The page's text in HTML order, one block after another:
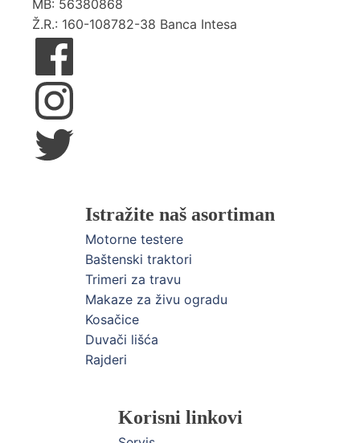
MB: 56380868
Ž.R.: 160-108782-38 Banca Intesa
Istražite naš asortiman
Motorne testere
Baštenski traktori
Trimeri za travu
Makaze za živu ogradu
Kosačice
Duvači lišća
Rajderi
Korisni linkovi